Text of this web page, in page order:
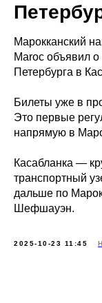
Марокканский
Maroc объявил
Петербурга в
Билеты уже в
Это первые
напрямую в
Касабланка —
транспортный
дальше по
Шефшауэн.
2025-10-23 11:45